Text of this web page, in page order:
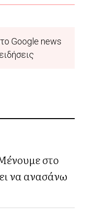
Google news
στο
να ανασάνω